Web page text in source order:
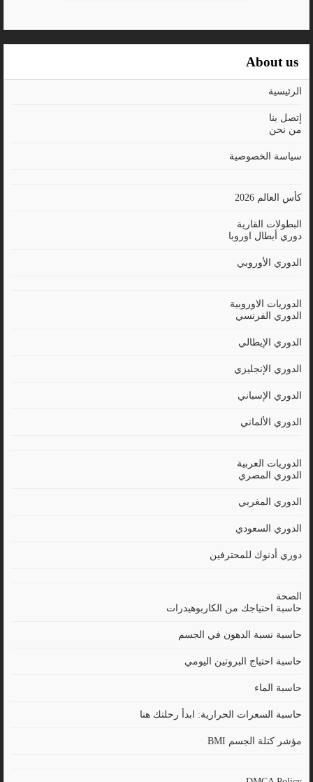
About us
الرئيسية
إتصل بنا
من نحن
سياسة الخصوصية
كأس العالم 2026
البطولات القارية
دوري أبطال اوروبا
الدوري الأوروبي
الدوريات الاوروبية
الدوري الفرنسي
الدوري الإيطالي
الدوري الإنجليزي
الدوري الإسباني
الدوري الألماني
الدوريات العربية
الدوري المصري
الدوري المغربي
الدوري السعودي
دوري أدنوك للمحترفين
الصحة
حاسبة احتياجك من الكاربوهيدرات
حاسبة نسبة الدهون في الجسم
حاسبة احتياج البروتين اليومي
حاسبة الماء
حاسبة السعرات الحرارية: ابدأ رحلتك هنا
مؤشر كتلة الجسم BMI